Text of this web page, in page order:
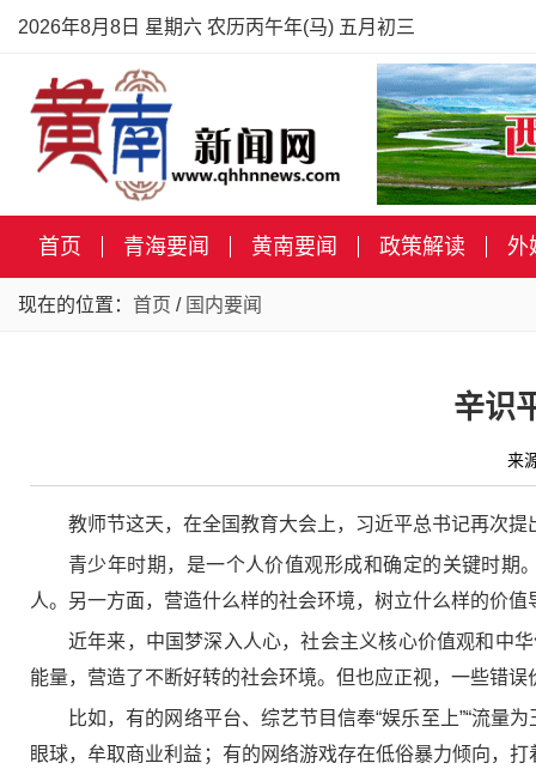
2026年8月8日 星期六 农历丙午年(马) 五月初三
首页 青海要闻 黄南要闻 政策解读 外
现在的位置： 首页 / 国内要闻
辛识
来
教师节这天，在全国教育大会上，习近平总书记再次
青少年时期，是一个人价值观形成和确定的关键时期
人。另一方面，营造什么样的社会环境，树立什么样的价值
近年来，中国梦深入人心，社会主义核心价值观和中
能量，营造了不断好转的社会环境。但也应正视，一些错
比如，有的网络平台、综艺节目信奉“娱乐至上”“流量
眼球，牟取商业利益；有的网络游戏存在低俗暴力倾向，